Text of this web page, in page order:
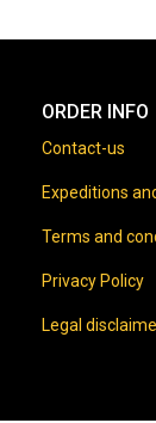
ORDER INFO
Contact-us
Expeditions
Terms and
Privacy Policy
Legal